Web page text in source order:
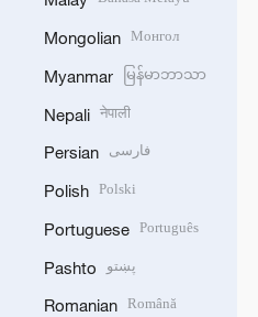
Mongolian Монгол
Myanmar မြန်မာဘာသာ
Nepali नेपाली
Persian فارسی
Polish Polski
Portuguese Português
Pashto پښتو
Romanian Română